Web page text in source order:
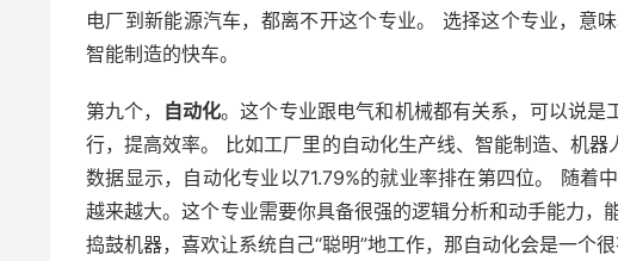
电厂到新能源汽车，都离不开这个专业。 选择这个专业，意
智能制造的快车。
第九个， 自动化。这个专业跟电气和机械都有关系，可以说是
行，提高效率。 比如工厂里的自动化生产线、智能制造、机
数据显示，自动化专业以71.79%的就业率排在第四位。 随着
越来越大。这个专业需要你具备很强的逻辑分析和动手能力
捣鼓机器，喜欢让系统自己“聪明”地工作，那自动化会是一个很